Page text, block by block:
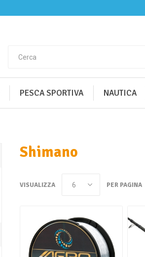
PESCA SPORTIVA NAUTICA
Shimano
VISUALIZZA PER PAGINA